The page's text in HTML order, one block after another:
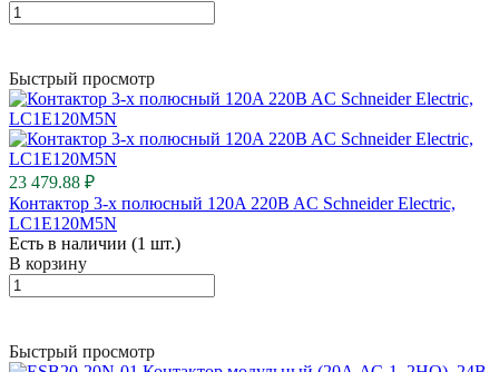
Быстрый просмотр
23 479.88 ₽
Контактор 3-х полюсный 120A 220B AC Schneider Electric,
LC1E120M5N
Есть в наличии (1 шт.)
В корзину
Быстрый просмотр